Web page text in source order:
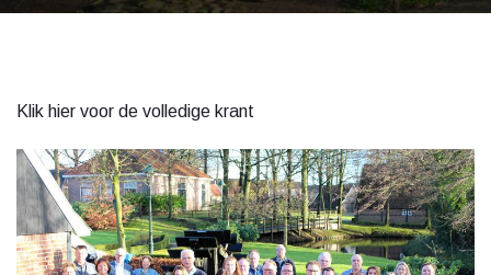
Klik hier voor de volledige krant